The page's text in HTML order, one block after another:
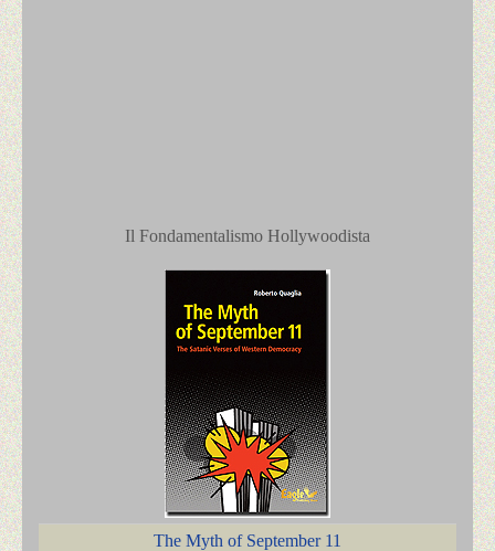
Il Fondamentalismo Hollywoodista
The Myth of September 11